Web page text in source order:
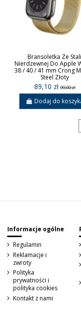
Bransoletka Ze Stali
Nierdzewnej Do Apple
38 / 40 / 41 mm Crong
Steel Złoty
89,10 zł99,00 zł
Dodaj do
Informacje ogólne
Regulamin
Reklamacje i
zwroty
Polityka
prywatności i
polityka cookies
Kontakt z nami